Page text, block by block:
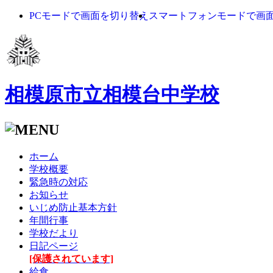
PCモードで画面を切り替え スマートフォンモードで画
相模原市立相模台中学校
ホーム
学校概要
緊急時の対応
お知らせ
いじめ防止基本方針
年間行事
学校だより
日記ページ
[保護されています]